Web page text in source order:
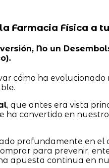
Farmacia Física a
No un
cómo ha
, que antes era vista
ha convertido en
profundamente en el
para prevenir,
apuesta continua en